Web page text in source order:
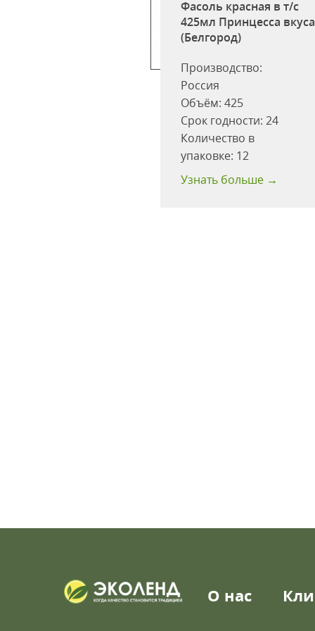
Фасоль красная в т/с
425мл Принцесса вкуса
(Белгород)
Производство:
Россия
Объём:425
Срок годности:24
Количество в
упаковке: 12
Узнать больше →
О нас